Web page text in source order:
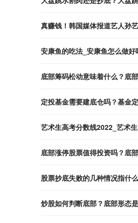
真赚钱！韩国媒体报道艺人孙
安康鱼的吃法_安康鱼怎么做
底部筹码松动意味着什么？底
定投基金需要建底仓吗？基金
艺术生高考分数线2022_艺术
底部涨停股票值得投资吗？底
股票抄底失败的几种情况指什
炒股如何判断底部？底部形态